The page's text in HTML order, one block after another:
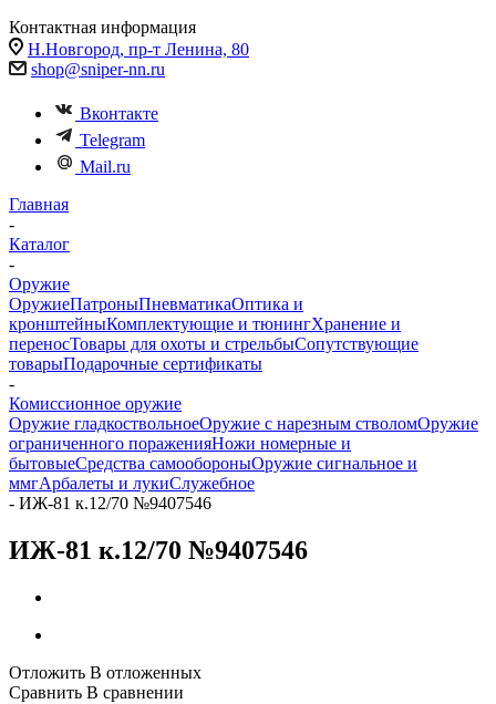
Контактная информация
Н.Новгород, пр-т Ленина, 80
shop@sniper-nn.ru
Вконтакте
Telegram
Mail.ru
Главная
-
Каталог
-
Оружие
ОружиеПатроныПневматикаОптика и
кронштейныКомплектующие и тюнингХранение и
переносТовары для охоты и стрельбыСопутствующие
товарыПодарочные сертификаты
-
Комиссионное оружие
Оружие гладкоствольноеОружие с нарезным стволомОружие
ограниченного пораженияНожи номерные и
бытовыеСредства самообороныОружие сигнальное и
ммгАрбалеты и лукиСлужебное
- ИЖ-81 к.12/70 №9407546
ИЖ-81 к.12/70 №9407546
Отложить В отложенных
Сравнить В сравнении